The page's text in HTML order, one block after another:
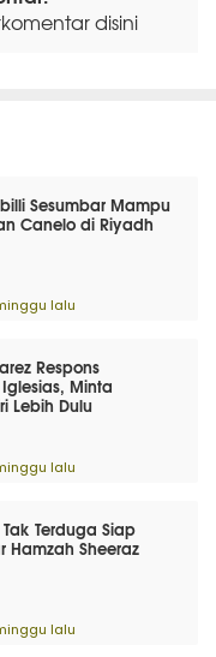
disini
Sesumbar Mampu
Canelo di Riyadh
lalu
Respons
Minta
Lebih Dulu
lalu
Terduga Siap
Hamzah Sheeraz
lalu